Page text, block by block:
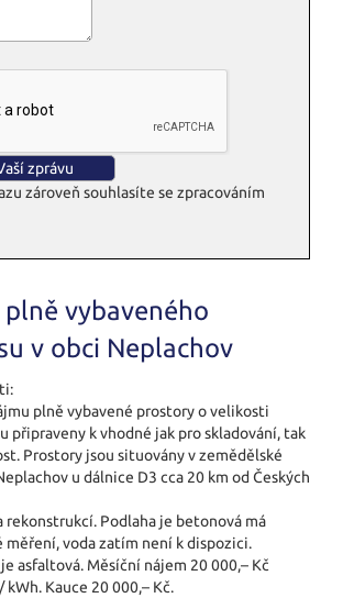
zároveň souhlasíte se zpracováním
vybaveného
v obci Neplachov
plně vybavené prostory o velikosti
připraveny k vhodné jak pro skladování, tak
Prostory jsou situovány v zemědělské
u dálnice D3 cca 20 km od Českých
rekonstrukcí. Podlaha je betonová má
voda zatím není k dispozici.
asfaltová. Měsíční nájem 20 000,– Kč
Kauce 20 000,– Kč.